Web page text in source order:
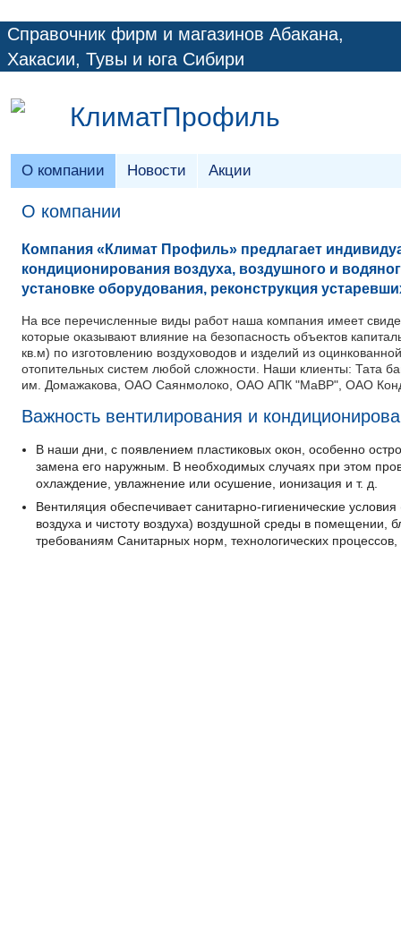
Справочник фирм и магазинов Абакана,
Хакасии, Тувы и юга Сибири
КлиматПрофиль
О компании Новости Акции
О компании
Компания «Климат Профиль» предлагает
кондиционирования воздуха, воздушного и
установке оборудования, реконструкция
На все перечисленные виды работ наша компания имеет
которые оказывают влияние на безопасность объектов
кв.м) по изготовлению воздуховодов и изделий из
отопительных систем любой сложности. Наши клиенты: Тата
им. Домажакова, ОАО Саянмолоко, ОАО АПК "МаВР", ОАО
Важность вентилирования и
В наши дни, с появлением пластиковых окон, особенно
замена его наружным. В необходимых случаях при этом
охлаждение, увлажнение или осушение, ионизация и т. д.
Вентиляция обеспечивает санитарно-гигиенические
воздуха и чистоту воздуха) воздушной среды в помещении,
требованиям Санитарных норм, технологических